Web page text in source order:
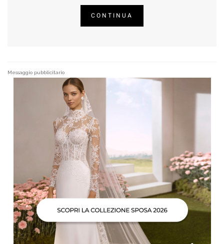
CONTINUA
Messaggio pubblicitario